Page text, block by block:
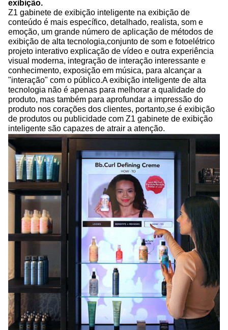
exibição.
Z1 gabinete de exibição inteligente na exibição de
conteúdo é mais específico, detalhado, realista, som e
emoção, um grande número de aplicação de métodos de
exibição de alta tecnologia,conjunto de som e fotoelétrico
projeto interativo explicação de vídeo e outra experiência
visual moderna, integração de interação interessante e
conhecimento, exposição em música, para alcançar a
"interação" com o público.A exibição inteligente de alta
tecnologia não é apenas para melhorar a qualidade do
produto, mas também para aprofundar a impressão do
produto nos corações dos clientes, portanto,se é exibição
de produtos ou publicidade com Z1 gabinete de exibição
inteligente são capazes de atrair a atenção.